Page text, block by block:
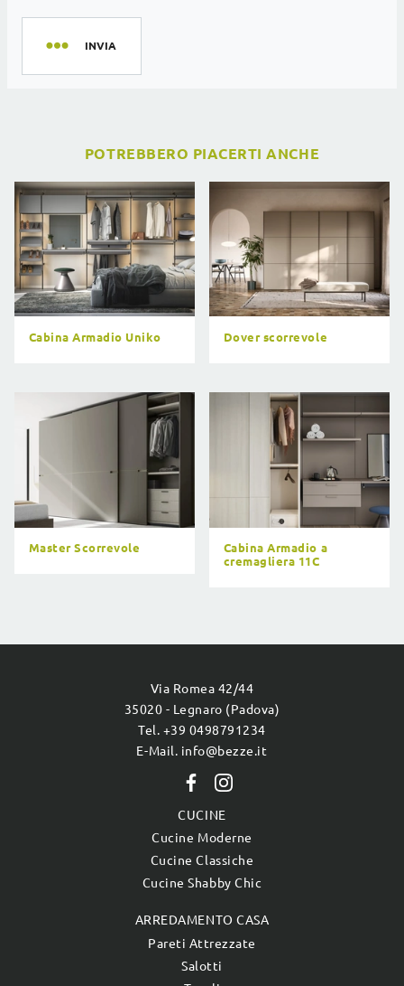
INVIA
POTREBBERO PIACERTI ANCHE
Cabina Armadio Uniko Dover scorrevole
Master Scorrevole
Cabina Armadio a
cremagliera 11C
Via Romea 42/44
35020 - Legnaro (Padova)
Tel. +39 0498791234
E-Mail. info@bezze.it
CUCINE
Cucine Moderne
Cucine Classiche
Cucine Shabby Chic
ARREDAMENTO CASA
Pareti Attrezzate
Salotti